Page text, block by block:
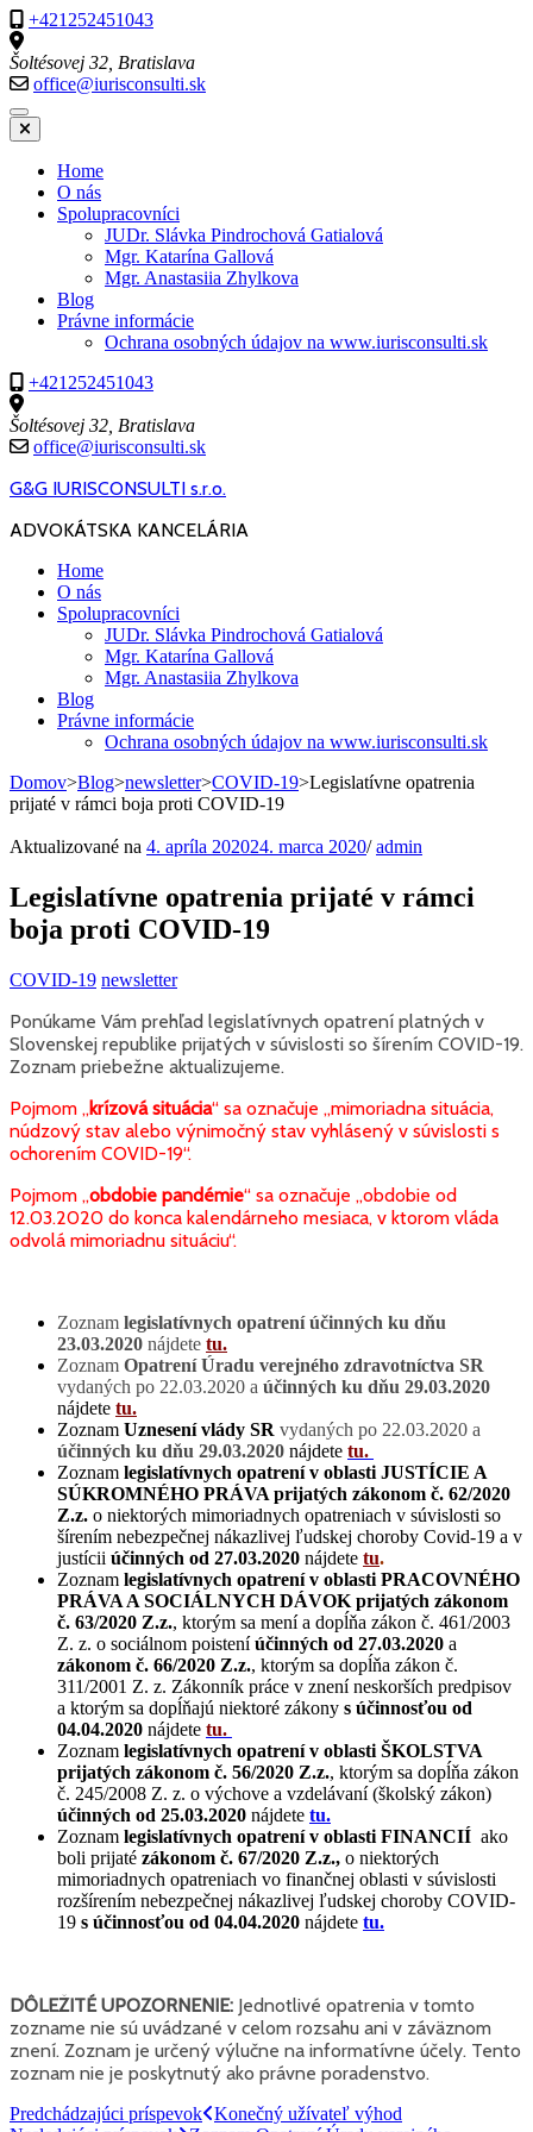
Skočiť
na
obsah
(stlačte
Enter)
+421252451043
Šoltésovej 32, Bratislava
office@iurisconsulti.sk
Home
O nás
Spolupracovníci
JUDr. Slávka Pindrochová Gatialová
Mgr. Katarína Gallová
Mgr. Anastasiia Zhylkova
Blog
Právne informácie
Ochrana osobných údajov na www.iurisconsulti.sk
+421252451043
Šoltésovej 32, Bratislava
office@iurisconsulti.sk
G&G IURISCONSULTI s.r.o.
ADVOKÁTSKA KANCELÁRIA
Home
O nás
Spolupracovníci
JUDr. Slávka Pindrochová Gatialová
Mgr. Katarína Gallová
Mgr. Anastasiia Zhylkova
Blog
Právne informácie
Ochrana osobných údajov na www.iurisconsulti.sk
Domov>Blog>newsletter>COVID-19>Legislatívne opatrenia
prijaté v rámci boja proti COVID-19
Aktualizované na 4. apríla 202024. marca 2020/ admin
Legislatívne opatrenia prijaté v rámci
boja proti COVID-19
COVID-19 newsletter
Ponúkame Vám prehľad legislatívnych opatrení platných v
Slovenskej republike prijatých v súvislosti so šírením COVID-19.
Zoznam priebežne aktualizujeme.
Pojmom „krízová situácia“ sa označuje „mimoriadna situácia,
núdzový stav alebo výnimočný stav vyhlásený v súvislosti s
ochorením COVID-19“.
Pojmom „obdobie pandémie“ sa označuje „obdobie od
12.03.2020 do konca kalendárneho mesiaca, v ktorom vláda
odvolá mimoriadnu situáciu“.
Zoznam legislatívnych opatrení účinných ku dňu
23.03.2020 nájdete tu.
Zoznam Opatrení Úradu verejného zdravotníctva SR
vydaných po 22.03.2020 a účinných ku dňu 29.03.2020
nájdete tu.
Zoznam Uznesení vlády SR vydaných po 22.03.2020 a
účinných ku dňu 29.03.2020 nájdete tu.
Zoznam legislatívnych opatrení v oblasti JUSTÍCIE A
SÚKROMNÉHO PRÁVA prijatých zákonom č. 62/2020
Z.z. o niektorých mimoriadnych opatreniach v súvislosti so
šírením nebezpečnej nákazlivej ľudskej choroby Covid-19 a v
justícii účinných od 27.03.2020 nájdete tu.
Zoznam legislatívnych opatrení v oblasti PRACOVNÉHO
PRÁVA A SOCIÁLNYCH DÁVOK prijatých zákonom
č. 63/2020 Z.z., ktorým sa mení a dopĺňa zákon č. 461/2003
Z. z. o sociálnom poisteníúčinných od 27.03.2020 a
zákonom č. 66/2020 Z.z., ktorým sa dopĺňa zákon č.
311/2001 Z. z. Zákonník práce v znení neskorších predpisov
a ktorým sa dopĺňajú niektoré zákony s účinnosťou od
04.04.2020 nájdete tu.
Zoznam legislatívnych opatrení v oblasti ŠKOLSTVA
prijatých zákonom č. 56/2020 Z.z., ktorým sa dopĺňa zákon
č. 245/2008 Z. z. o výchove a vzdelávaní (školský zákon)
účinných od 25.03.2020 nájdete tu.
Zoznam legislatívnych opatrení v oblasti FINANCIÍ ako
boli prijaté zákonom č. 67/2020 Z.z., o niektorých
mimoriadnych opatreniach vo finančnej oblasti v súvislosti
rozšírením nebezpečnej nákazlivej ľudskej choroby COVID-
19 s účinnosťou od 04.04.2020 nájdete tu.
DÔLEŽITÉ UPOZORNENIE: Jednotlivé opatrenia v tomto
zozname nie sú uvádzané v celom rozsahu ani v záväznom
znení. Zoznam je určený výlučne na informatívne účely. Tento
zoznam nie je poskytnutý ako právne poradenstvo.
Navigácia
Predchádzajúci príspevok Konečný užívateľ výhod